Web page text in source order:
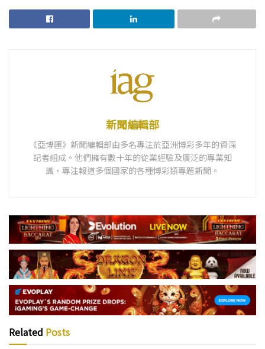
新聞編輯部
《亞博匯》新聞編輯部由多名專注於亞洲博彩多年的資深
記者組成。他們擁有數十年的從業經驗及廣泛的專業知
識，專注報道多個國家的各種博彩類專題新聞。
Related Posts